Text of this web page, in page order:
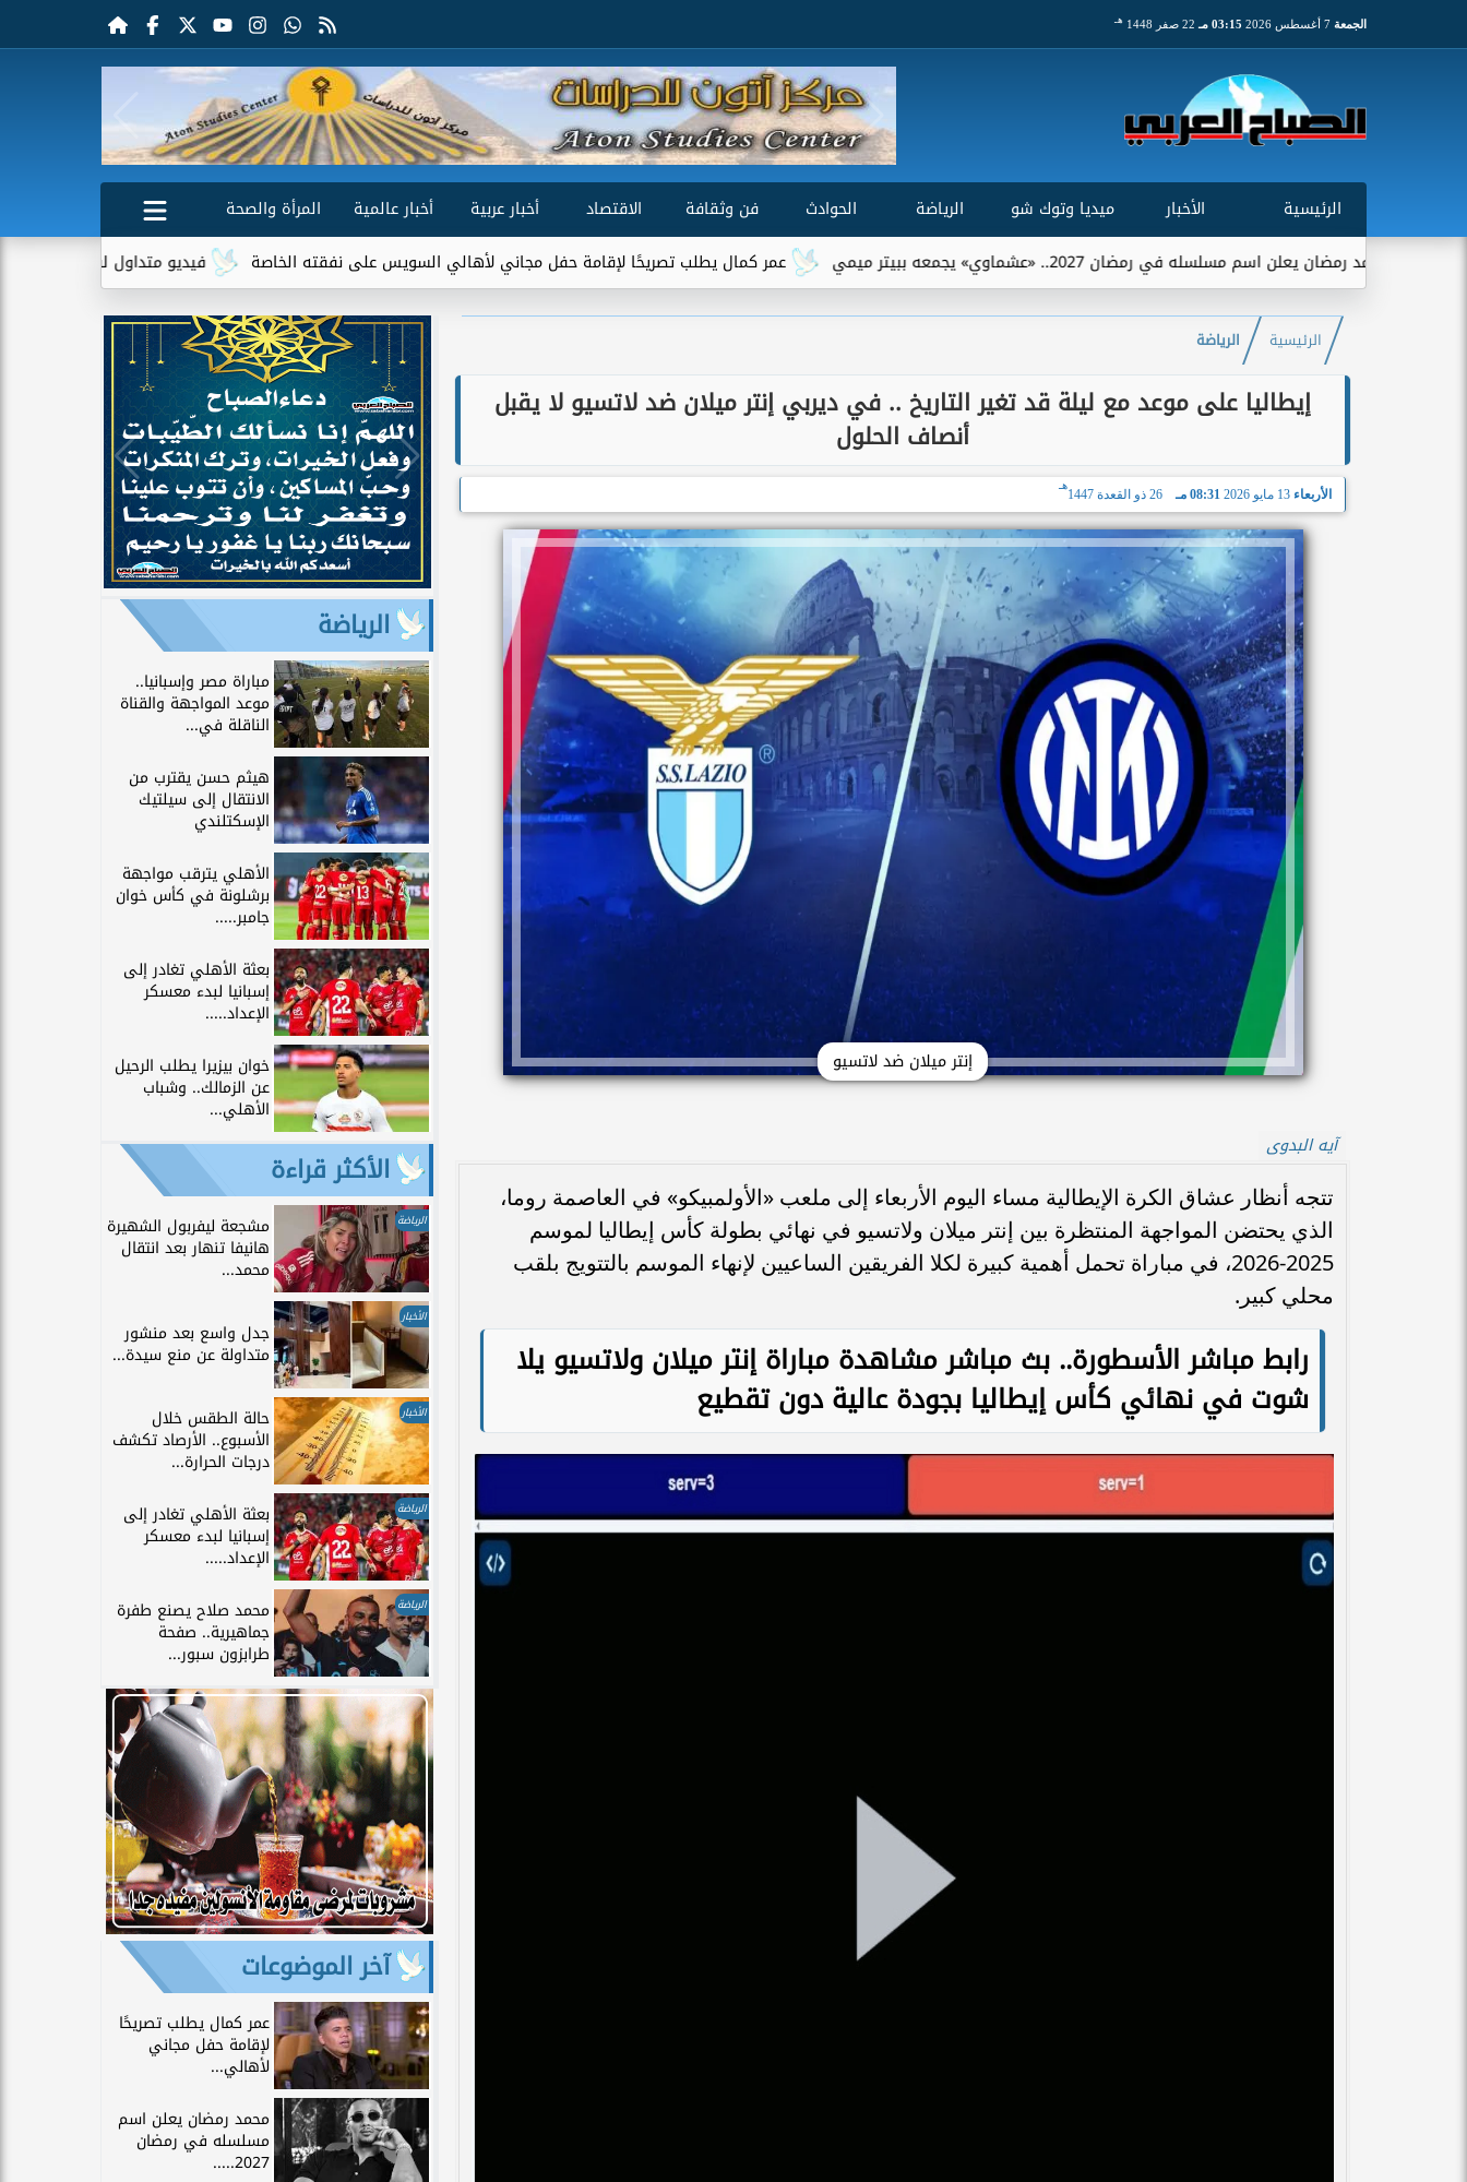
الجمعة 03:15 مـ 22 صفر 1448 هـ
الرئيسية الأخبار ميديا وتوك شو الرياضة الحوادث فن وثقافة الاقتصاد أخبار عربية أخبار عالمية
المرأة والصحة
فيديو متداول لسيدة مسنة أمام منزلها يثير
عمر كمال يطلب تصريحًا لإقامة حفل مجاني لأهالي السويس على نفقته الخاصة اسم مسلسله في رمضان 2027.. «عشماوي» يجمعه ببيتر ميمي
الرئيسية الرياضة
إيطاليا على موعد مع ليلة قد تغير التاريخ .. في ديربي إنتر ميلان ضد لاتسيو لا يقبل
أنصاف الحلول
الأربعاء 13 مايو 2026 08:31 مـ 26 ذو القعدة 1447
هـ
إنتر ميلان ضد لاتسيو
آيه البدوى
تتجه أنظار عشاق الكرة الإيطالية مساء اليوم الأربعاء إلى ملعب «الأولمبيكو» في العاصمة روما،
الذي يحتضن المواجهة المنتظرة بين إنتر ميلان ولاتسيو في نهائي بطولة كأس إيطاليا لموسم
2025-2026، في مباراة تحمل أهمية كبيرة لكلا الفريقين الساعيين لإنهاء الموسم بالتتويج بلقب
محلي كبير.
رابط مباشر الأسطورة.. بث مباشر مشاهدة مباراة إنتر ميلان ولاتسيو يلا
شوت في نهائي كأس إيطاليا بجودة عالية دون تقطيع
الرياضة
مباراة مصر وإسبانيا..
موعد المواجهة والقناة
الناقلة في...
هيثم حسن يقترب من
الانتقال إلى سيلتيك
الإسكتلندي
الأهلي يترقب مواجهة
برشلونة في كأس خوان
جامبر.....
بعثة الأهلي تغادر إلى
إسبانيا لبدء معسكر
الإعداد.....
خوان بيزيرا يطلب الرحيل
عن الزمالك.. وشباب
الأهلي...
الأكثر قراءة
الرياضة مشجعة ليفربول الشهيرة
هانيفا تنهار بعد انتقال
محمد...
الأخبار
جدل واسع بعد منشور
متداولة عن منع سيدة...
الأخبار حالة الطقس خلال
الأسبوع.. الأرصاد تكشف
درجات الحرارة...
الرياضة بعثة الأهلي تغادر إلى
إسبانيا لبدء معسكر
الإعداد.....
الرياضة محمد صلاح يصنع طفرة
جماهيرية.. صفحة
طرابزون سبور...
آخر الموضوعات
عمر كمال يطلب تصريحًا
لإقامة حفل مجاني
لأهالي...
محمد رمضان يعلن اسم
مسلسله في رمضان
2027.....